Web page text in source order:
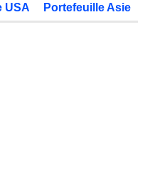
USA Portefeuille Asie